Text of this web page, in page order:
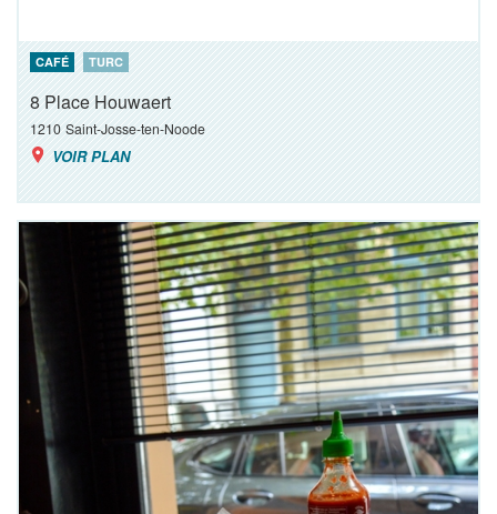
CAFÉ TURC
8 Place Houwaert
1210 Saint-Josse-ten-Noode
VOIR PLAN